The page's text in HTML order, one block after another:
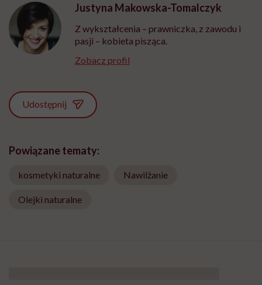
Justyna Makowska-Tomalczyk
Z wykształcenia – prawniczka, z zawodu i
pasji – kobieta pisząca.
Zobacz profil
Udostępnij
Powiązane tematy:
kosmetyki naturalne Nawilżanie
Olejki naturalne